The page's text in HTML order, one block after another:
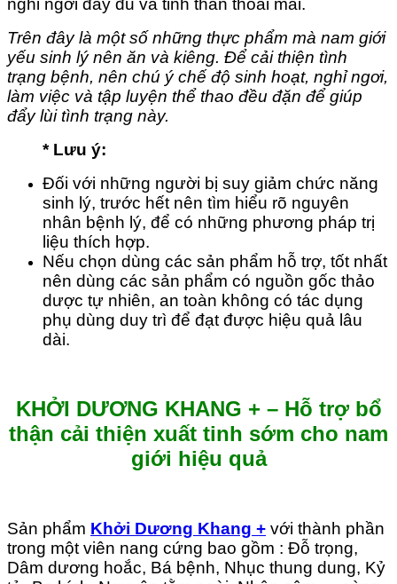
Trên đây là một số những thực phẩm mà nam giới
yếu sinh lý nên ăn và kiêng. Để cải thiện tình
trạng bệnh, nên chú ý chế độ sinh hoạt, nghỉ ngơi,
làm việc và tập luyện thể thao đều đặn để giúp
đẩy lùi tình trạng này.
* Lưu ý:
Đối với những người bị suy giảm chức năng
sinh lý, trước hết nên tìm hiểu rõ nguyên
nhân bệnh lý, để có những phương pháp trị
liệu thích hợp.
Nếu chọn dùng các sản phẩm hỗ trợ, tốt nhất
nên dùng các sản phẩm có nguồn gốc thảo
dược tự nhiên, an toàn không có tác dụng
phụ dùng duy trì để đạt được hiệu quả lâu
dài.
KHỞI DƯƠNG KHANG + – Hỗ trợ bổ
thận cải thiện xuất tinh sớm cho nam
giới hiệu quả
Sản phẩm Khởi Dương Khang + với thành phần
trong một viên nang cứng bao gồm : Đỗ trọng,
Dâm dương hoắc, Bá bệnh, Nhục thung dung, Kỷ